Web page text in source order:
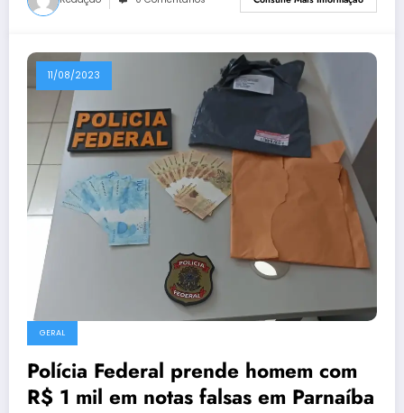
11/08/2023
GERAL
Polícia Federal prende homem com
R$ 1 mil em notas falsas em Parnaíba